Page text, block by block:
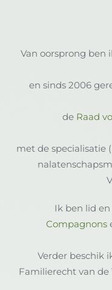
Van oorsprong ben
en sinds 2006
de Raad
met de specialisatie
Ik ben lid
Compagnons
Verder beschik
Familierecht van